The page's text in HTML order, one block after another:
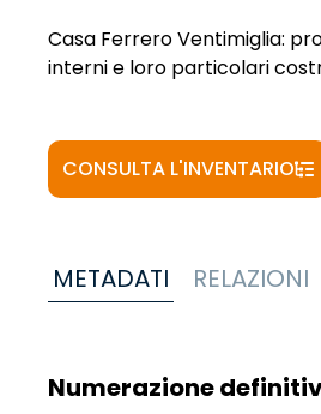
Casa Ferrero Ventimiglia:
interni e loro particolari
CONSULTA L'INVENTARIO
METADATI RELAZIONI
Numerazione